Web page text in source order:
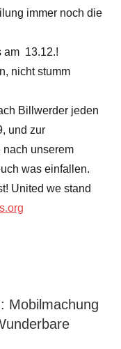
immer noch die
am 13.12.!
nicht stumm
Billwerder jeden
und zur
nach unserem
was einfallen.
United we stand
Mobilmachung